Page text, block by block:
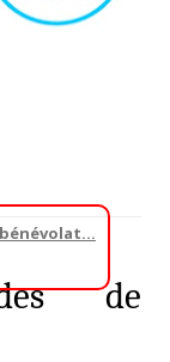
de
bénévolat…